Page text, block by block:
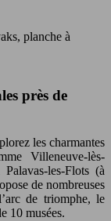
planche à
près de
les charmantes
Villeneuve-lès-
les-Flots (à
de nombreuses
de triomphe, le
10 musées.